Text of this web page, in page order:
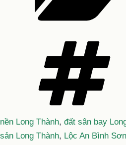
nền Long Thành, đất sân bay
sản Long Thành, Lộc An Bình Sơn